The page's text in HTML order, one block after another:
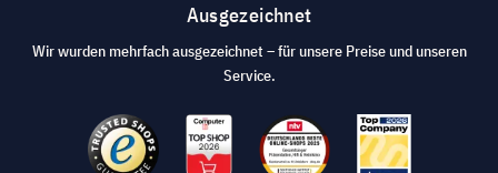
Ausgezeichnet
Wir wurden mehrfach ausgezeichnet – für unsere Preise und unseren
Service.